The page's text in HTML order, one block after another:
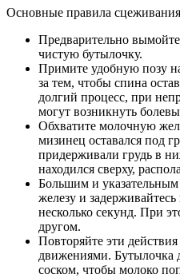
Основные правила
Предварительно
чистую бутылочку.
Примите удобную позу
за тем, чтобы спина
долгий процесс, при
могут возникнуть
Обхватите молочную
мизинец оставался под
придерживали грудь в
находился сверху,
Большим и
железу и
несколько секунд. При
другом.
Повторяйте эти
движениями. Бутылочка
соском, чтобы молоко